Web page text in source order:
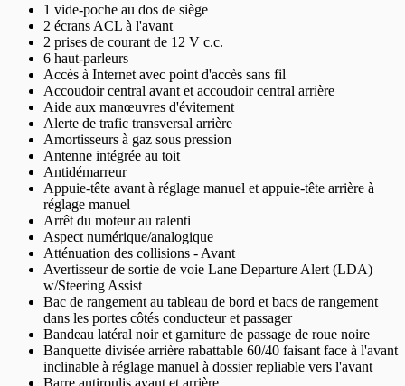
1 vide-poche au dos de siège
2 écrans ACL à l'avant
2 prises de courant de 12 V c.c.
6 haut-parleurs
Accès à Internet avec point d'accès sans fil
Accoudoir central avant et accoudoir central arrière
Aide aux manœuvres d'évitement
Alerte de trafic transversal arrière
Amortisseurs à gaz sous pression
Antenne intégrée au toit
Antidémarreur
Appuie-tête avant à réglage manuel et appuie-tête arrière à
réglage manuel
Arrêt du moteur au ralenti
Aspect numérique/analogique
Atténuation des collisions - Avant
Avertisseur de sortie de voie Lane Departure Alert (LDA)
w/Steering Assist
Bac de rangement au tableau de bord et bacs de rangement
dans les portes côtés conducteur et passager
Bandeau latéral noir et garniture de passage de roue noire
Banquette divisée arrière rabattable 60/40 faisant face à l'avant
inclinable à réglage manuel à dossier repliable vers l'avant
Barre antiroulis avant et arrière